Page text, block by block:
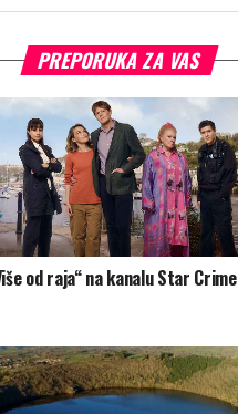
PREPORUKA ZA VAS
od raja“ na kanalu Star Crime